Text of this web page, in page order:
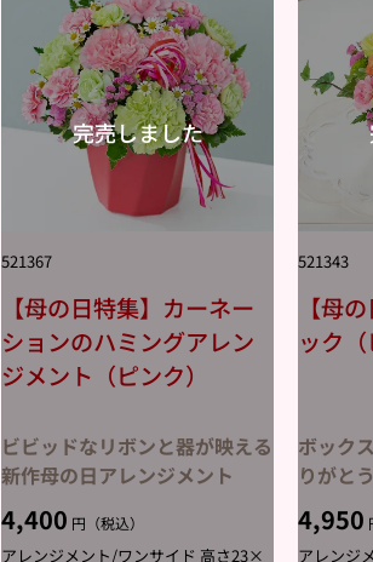
521367
【母の日特集】カーネー
ションのハミングアレン
ジメント（ピンク）
ビビッドなリボンと器が映える
新作母の日アレンジメント
4,400 円（税込）
アレンジメント/ワンサイド 高さ23×
521343
【母
ック（
ボック
りがと
4,950
アレンジ